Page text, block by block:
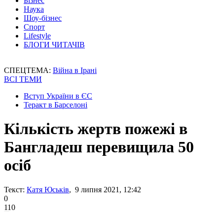
Наука
Шоу-бізнес
Спорт
Lifestyle
БЛОГИ ЧИТАЧІВ
СПЕЦТЕМА: Війна в Ірані
ВСІ ТЕМИ
Вступ України в ЄС
Теракт в Барселоні
Кількість жертв пожежі в
Бангладеш перевищила 50
осіб
Текст: Катя Юськів, 9 липня 2021, 12:42
0
110